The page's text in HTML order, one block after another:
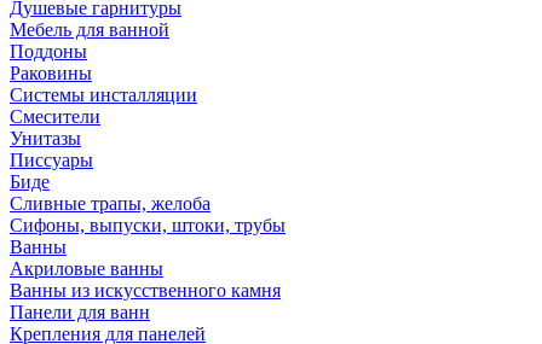
Душевые гарнитуры
Мебель для ванной
Поддоны
Раковины
Системы инсталляции
Смесители
Унитазы
Писсуары
Биде
Сливные трапы, желоба
Сифоны, выпуски, штоки, трубы
Ванны
Акриловые ванны
Ванны из искусственного камня
Панели для ванн
Крепления для панелей